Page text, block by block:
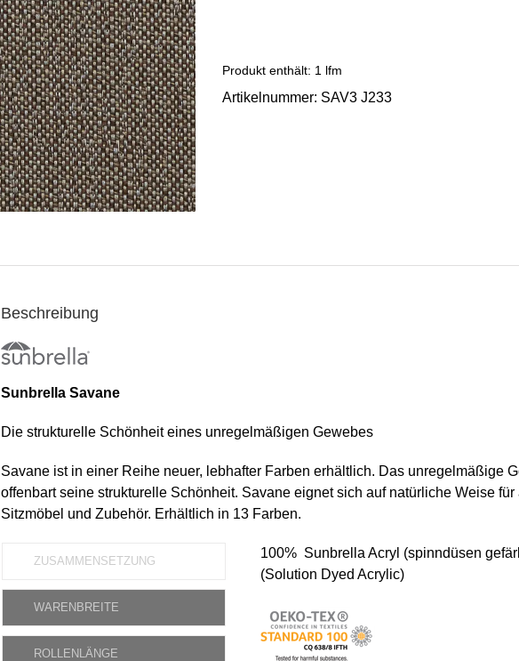
J233
Produkt enthält: 1 lfm
Artikelnummer: SAV3 J233
Beschreibung
Sunbrella Savane
Die strukturelle Schönheit eines unregelmäßigen Gewebes
Savane ist in einer Reihe neuer, lebhafter Farben erhältlich. Das unregelmäßige
offenbart seine strukturelle Schönheit. Savane eignet sich auf natürliche Weise für
Sitzmöbel und Zubehör. Erhältlich in 13 Farben.
ZUSAMMENSETZUNG
WARENBREITE
ROLLENLÄNGE
100% Sunbrella Acryl (spinndüsen
(Solution Dyed Acrylic)